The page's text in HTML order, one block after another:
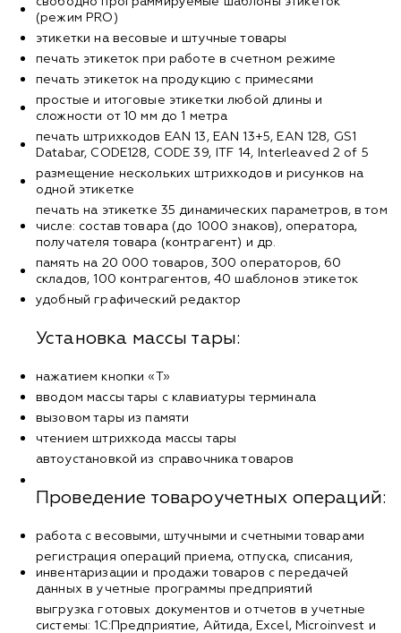
(режим PRO)
этикетки на весовые и штучные товары
печать этикеток при работе в счетном режиме
печать этикеток на продукцию с примесями
простые и итоговые этикетки любой длины и
сложности от 10 мм до 1 метра
печать штрихкодов EAN 13, EAN 13+5, EAN 128, GS1
Databar, CODE128, CODE 39, ITF 14, Interleaved 2 of 5
размещение нескольких штрихкодов и рисунков на
одной этикетке
печать на этикетке 35 динамических параметров, в том
числе: состав товара (до 1000 знаков), оператора,
получателя товара (контрагент) и др.
память на 20 000 товаров, 300 операторов, 60
складов, 100 контрагентов, 40 шаблонов этикеток
удобный графический редактор
Установка массы тары:
нажатием кнопки «T»
вводом массы тары с клавиатуры терминала
вызовом тары из памяти
чтением штрихкода массы тары
автоустановкой из справочника товаров
Проведение товароучетных операций:
работа с весовыми, штучными и счетными товарами
регистрация операций приема, отпуска, списания,
инвентаризации и продажи товаров с передачей
данных в учетные программы предприятий
выгрузка готовых документов и отчетов в учетные
системы: 1С:Предприятие, Айтида, Excel, Microinvest и